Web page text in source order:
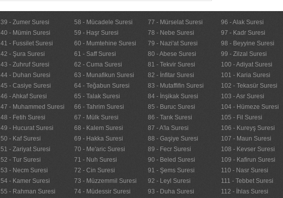
39 - Zumer Suresi
40 - Mümin Suresi
41 - Fussilet Suresi
42 - Şura Suresi
43 - Zuhruf Suresi
44 - Duhan Suresi
45 - Casiye Suresi
46 - Ahkaf Suresi
47 - Muhammed Suresi
48 - Fetih Suresi
49 - Hucurat Suresi
50 - Kaf Suresi
51 - Zariyat Suresi
52 - Tur Suresi
53 - Necm Suresi
54 - Kamer Suresi
55 - Rahman Suresi
58 - Mücadele Suresi
59 - Haşr Suresi
60 - Mumtehine Suresi
61 - Saff Suresi
62 - Cuma Suresi
63 - Munafikun Suresi
64 - Teğabun Suresi
65 - Talak Suresi
66 - Tahrim Suresi
67 - Mülk Suresi
68 - Kalem Suresi
69 - Hakka Suresi
70 - Me'aric Suresi
71 - Nuh Suresi
72 - Cin Suresi
73 - Müzzemmil Suresi
74 - Müdessir Suresi
77 - Mürselat Suresi
78 - Nebe Suresi
79 - Nazi'at Suresi
80 - Abese Suresi
81 - Tekvir Suresi
82 - İnfitar Suresi
83 - Mutaffifin Suresi
84 - İnşikak Suresi
85 - Buruc Suresi
86 - Tarık Suresi
87 - A'la Suresi
88 - Gaşiye Suresi
89 - Fecr Suresi
90 - Beled Suresi
91 - Şems Suresi
92 - Leyl Suresi
93 - Duha Suresi
96 - Alak Suresi
97 - Kadr Suresi
98 - Beyyine Suresi
99 - Zilzal Suresi
100 - Adiyat Suresi
101 - Karia Suresi
102 - Tekasür Suresi
103 - Asr Suresi
104 - Hümeze Suresi
105 - Fil Suresi
106 - Kureyş Suresi
107 - Maun Suresi
108 - Kevser Suresi
109 - Kafirun Suresi
110 - Nasr Suresi
111 - Tebbet Suresi
112 - İhlas Suresi